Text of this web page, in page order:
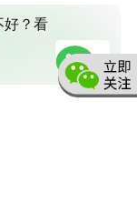
好？看